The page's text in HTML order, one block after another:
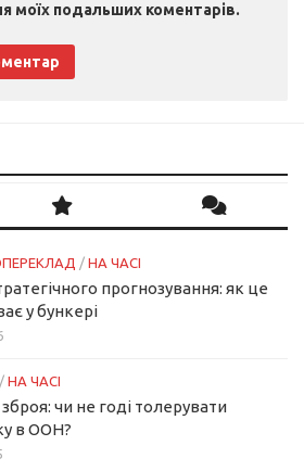
моїх подальших коментарів.
/ НА ЧАСІ
прогнозування: як це
у бункері
/ НА ЧАСІ
чи не годі толерувати
в ООН?